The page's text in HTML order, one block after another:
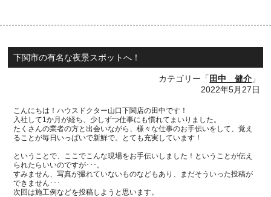
下関市の有名な夜景スポットへ！
カテゴリー「 田中 健介 」
2022年5月27日
こんにちは！ハウスドクター山口下関店の田中です！
入社して1か月が経ち、少しずつ仕事にも慣れてまいりました。
たくさんの業者の方と出会いながら、様々な仕事のお手伝いをして、覚え
ることが毎日いっぱいで新鮮で。とても充実しています！
ということで、ここでこんな現場をお手伝いしました！ということが伝え
られたらいいのですが･･･。
すみません、写真が撮れていないものなどもあり、まだそういった投稿が
できません･･･
次回は施工例などを投稿しようと思います。